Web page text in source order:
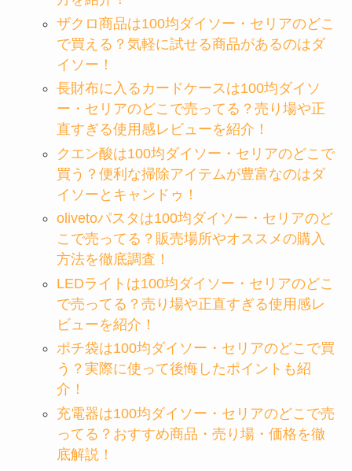
ザクロ商品は100均ダイソー・セリアのどこ
で買える？気軽に試せる商品があるのはダ
イソー！
長財布に入るカードケースは100均ダイソ
ー・セリアのどこで売ってる？売り場や正
直すぎる使用感レビューを紹介！
クエン酸は100均ダイソー・セリアのどこで
買う？便利な掃除アイテムが豊富なのはダ
イソーとキャンドゥ！
olivetoパスタは100均ダイソー・セリアのど
こで売ってる？販売場所やオススメの購入
方法を徹底調査！
LEDライトは100均ダイソー・セリアのどこ
で売ってる？売り場や正直すぎる使用感レ
ビューを紹介！
ポチ袋は100均ダイソー・セリアのどこで買
う？実際に使って後悔したポイントも紹
介！
充電器は100均ダイソー・セリアのどこで売
ってる？おすすめ商品・売り場・価格を徹
底解説！